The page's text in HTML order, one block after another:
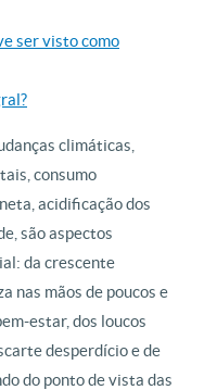
ser visto como
climáticas,
consumo
acidificação dos
são aspectos
da crescente
nas mãos de poucos e
estar, dos loucos
desperdício e de
do ponto de vista das